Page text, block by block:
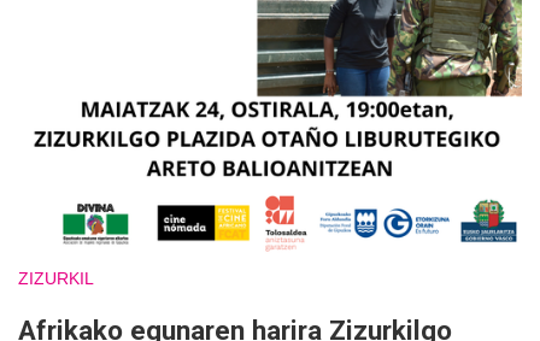
ZIZURKIL
Afrikako egunaren harira Zizurkilgo